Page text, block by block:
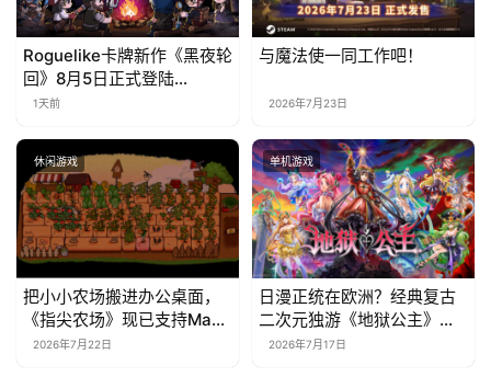
Roguelike卡牌新作《黑夜轮
回》8月5日正式登陆
Steam，首发9折优惠开启
1天前
与魔法使一同工作吧！
2026年7月23日
休闲游戏
把小小农场搬进办公桌面，
《指尖农场》现已支持Mac
系统！
2026年7月22日
单机游戏
日漫正统在欧洲？经典复古
二次元独游《地狱公主》现
已EA上线
2026年7月17日